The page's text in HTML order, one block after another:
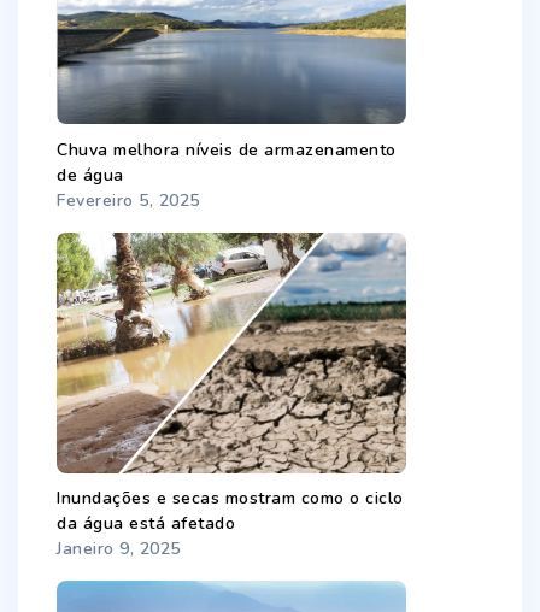
Chuva melhora níveis de armazenamento
de água
Fevereiro 5, 2025
Inundações e secas mostram como o ciclo
da água está afetado
Janeiro 9, 2025